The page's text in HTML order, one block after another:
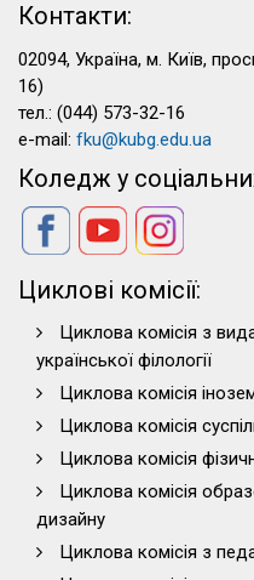
Контакти:
02094, Україна, м. Київ,
16)
тел.: (044) 573-32-16
e-mail: fku@kubg.edu.ua
Коледж у
Циклові комісії:
Циклова комісія з
української філології
Циклова комісія
Циклова комісія
Циклова комісія
Циклова комісія
дизайну
Циклова комісія з